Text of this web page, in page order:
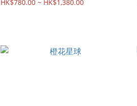
HK$780.00 ~ HK$1,380.00